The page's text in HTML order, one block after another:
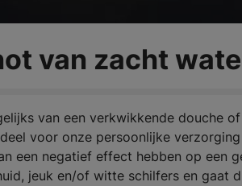
van zacht
van een verkwikkende douche
voor onze persoonlijke
een negatief effect hebben op een
jeuk en/of witte schilfers en gaat